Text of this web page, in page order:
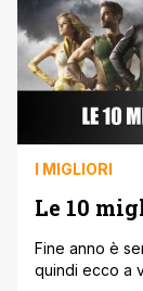
I MIGLIORI
Le 10
Fine anno è
quindi ecco a